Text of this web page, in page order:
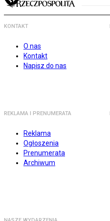
KONTAKT
O nas
Kontakt
Napisz do nas
REKLAMA I PRENUMERATA
Reklama
Ogłoszenia
Prenumerata
Archiwum